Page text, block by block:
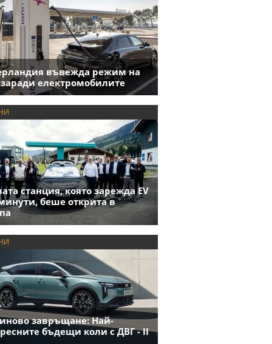
въвежда режим на
заради електромобилите
станция, която зарежда EV
беше открита в
завръщане: Най-
бъдещи коли с ДВГ - II